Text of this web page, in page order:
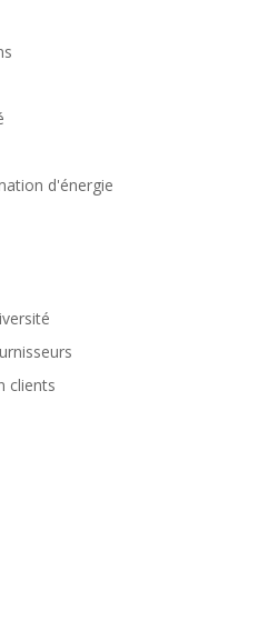
d'énergie
clients